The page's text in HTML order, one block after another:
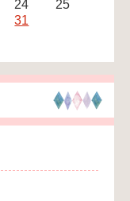
24
25
31